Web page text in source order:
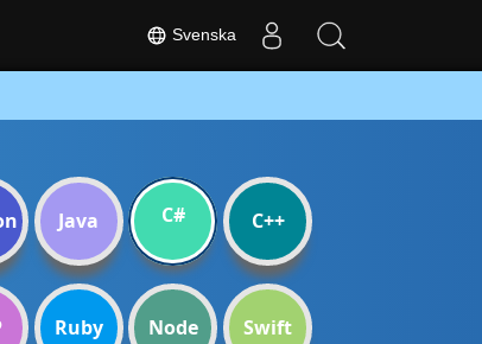
Java C# C++
Ruby Node Swift
Svenska